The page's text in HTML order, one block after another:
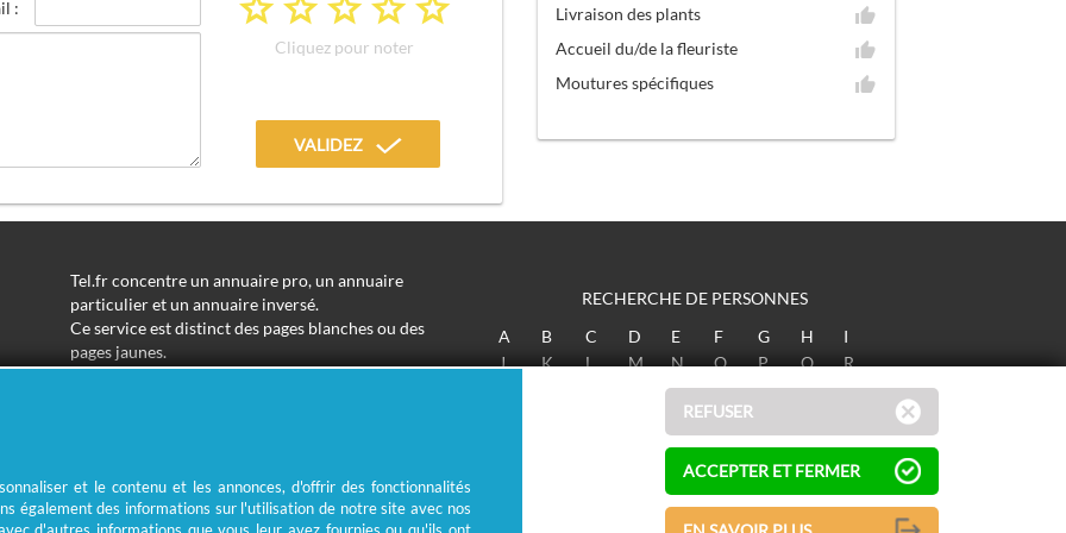
:
Cliquez pour noter
VALIDEZ
Livraison des plants
Accueil du/de la fleuriste
Moutures spécifiques
Tel.fr concentre un annuaire pro, un annuaire
particulier et un annuaire inversé.
Ce service est distinct des pages blanches ou des
pages jaunes.
Les informations utilisées peuvent donc varier en
nom ou un métier.
Enfin, l'annuaire inversé permet de trouver l'identité
RECHERCHE DE PERSONNES
A
B C D E F G H
I
J
K L M N O P Q
R
W X Y Z
et le contenu et les annonces, d'offrir des fonctionnalités
également des informations sur l'utilisation de notre site avec nos
REFUSER
ACCEPTER ET FERMER